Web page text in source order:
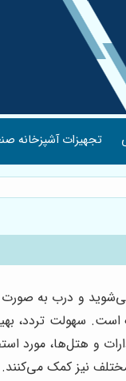
تجهیزات آشپزخانه
و درب به
است. سهولت تردد،
و هتل‌ها، مورد
مختلف نیز کمک می‌کنند.